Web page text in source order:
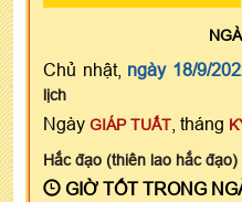
Chủ nhật, ngày 18/9/
lịch
Ngày GIÁP TUẤT , tháng
Hắc đạo (thiên lao hắc đạo)
GIỜ TỐT TRONG